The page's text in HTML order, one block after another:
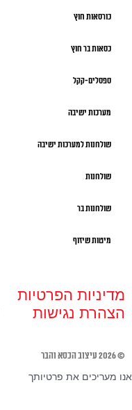
כורסאות חוץ
כסאות בר חוץ
ספסלים-קקל
מערכות ישיבה
שולחנות למערכות ישיבה
שולחנות
שולחנות בר
מיטות שיזוף
מדיניות הפרטיות
הצהרת נגישות
© 2026 עיצוב הכסא והבר
אנו מעריכים את פרטיותך